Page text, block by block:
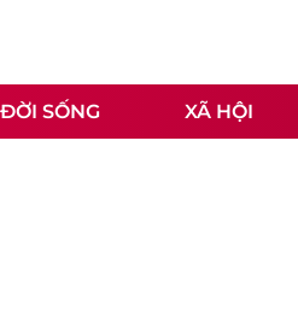
ĐỜI SỐNG XÃ HỘI